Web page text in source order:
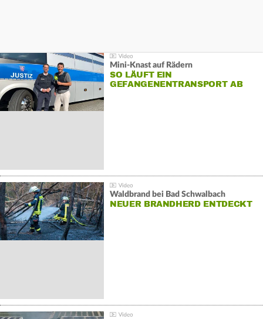
Mini-Knast auf Rädern
SO LÄUFT EIN
GEFANGENENTRANSPORT AB
Waldbrand bei Bad Schwalbach
NEUER BRANDHERD ENTDECKT